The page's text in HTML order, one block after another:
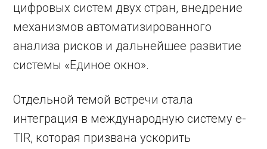
цифровых систем двух стран, внедрение
механизмов автоматизированного
анализа рисков и дальнейшее развитие
системы «Единое окно».
Отдельной темой встречи стала
интеграция в международную систему e-
TIR, которая призвана ускорить